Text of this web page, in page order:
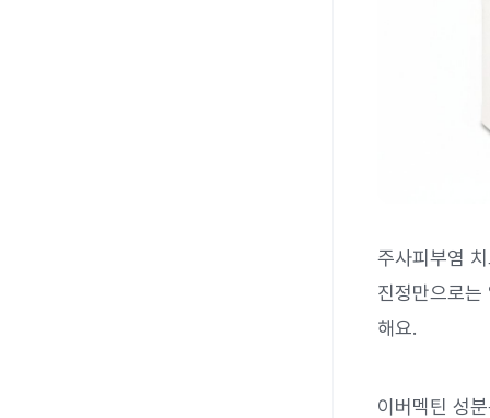
주사피부염
진정만으로
해요.
이버멕틴 성